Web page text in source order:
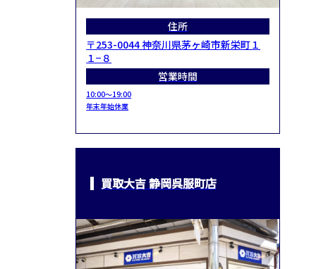
住所
〒253-0044 神奈川県茅ヶ崎市新栄町１
１−８
営業時間
10:00～19:00
年末年始休業
買取大吉 静岡呉服町店